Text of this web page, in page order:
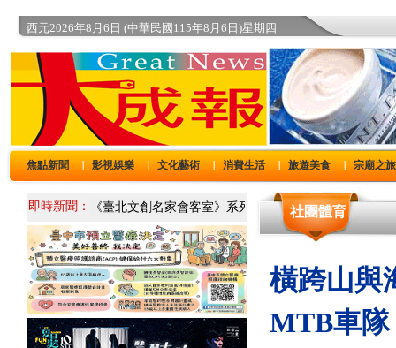
西元2026年8月6日 (中華民國115年8月6日)星期四
焦點新聞 影視娛樂 文化藝術 消費生活 旅遊美食 宗廟之旅
即時新聞： 社團體育
橫跨山與
MTB車